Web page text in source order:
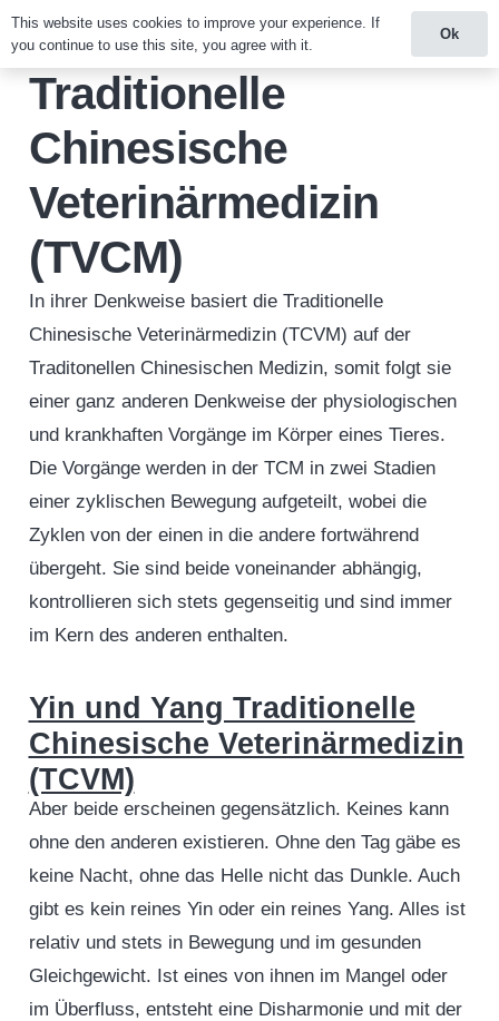
Traditionelle
Chinesische
Veterinärmedizin
(TVCM)
In ihrer Denkweise basiert die Traditionelle
Chinesische Veterinärmedizin (TCVM) auf der
Traditonellen Chinesischen Medizin, somit folgt sie
einer ganz anderen Denkweise der physiologischen
und krankhaften Vorgänge im Körper eines Tieres.
Die Vorgänge werden in der TCM in zwei Stadien
einer zyklischen Bewegung aufgeteilt, wobei die
Zyklen von der einen in die andere fortwährend
übergeht. Sie sind beide voneinander abhängig,
kontrollieren sich stets gegenseitig und sind immer
im Kern des anderen enthalten.
Yin und Yang Traditionelle
Chinesische Veterinärmedizin
(TCVM)
Aber beide erscheinen gegensätzlich. Keines kann
ohne den anderen existieren. Ohne den Tag gäbe es
keine Nacht, ohne das Helle nicht das Dunkle. Auch
gibt es kein reines Yin oder ein reines Yang. Alles ist
relativ und stets in Bewegung und im gesunden
Gleichgewicht. Ist eines von ihnen im Mangel oder
im Überfluss, entsteht eine Disharmonie und mit der
This website uses cookies to improve your experience. If
you continue to use this site, you agree with it.
Ok